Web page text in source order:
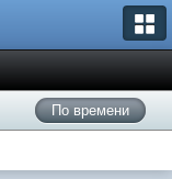
По времени